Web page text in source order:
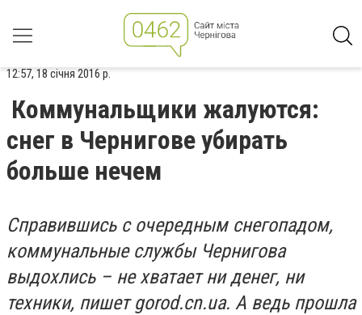
12:57, 18 січня 2016 р.
Коммунальщики жалуются:
снег в Чернигове убирать
больше нечем
Справившись с очередным снегопадом,
коммунальные службы Чернигова
выдохлись – не хватает ни денег, ни
техники, пишет gorod.cn.ua. А ведь прошла